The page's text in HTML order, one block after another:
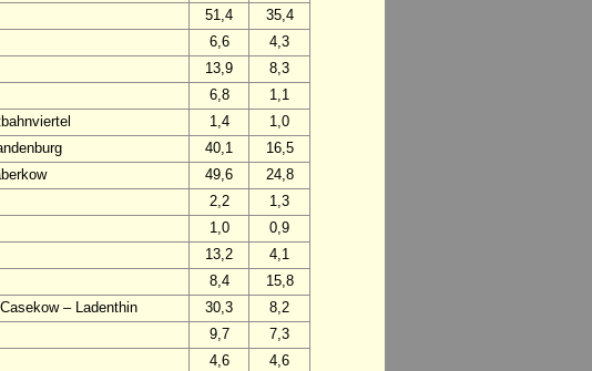
51,4
35,4
6,6
4,3
13,9
8,3
6,8
1,1
1,4
1,0
40,1
16,5
49,6
24,8
2,2
1,3
1,0
0,9
13,2
4,1
8,4
15,8
– Ladenthin 30,3
8,2
9,7
7,3
4,6 4,6